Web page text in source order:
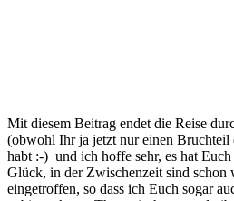
Mit diesem Beitrag endet die Reise
(obwohl Ihr ja jetzt nur einen Bruchteil
habt :-) und ich hoffe sehr, es hat
Glück, in der Zwischenzeit sind schon
eingetroffen, so dass ich Euch sogar